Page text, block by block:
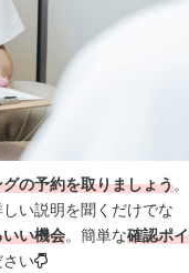
の予約を取りましょう。
い説明を聞くだけでな
い機会。簡単な確認ポイ
さい